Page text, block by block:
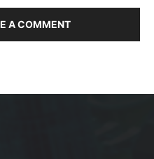
A COMMENT